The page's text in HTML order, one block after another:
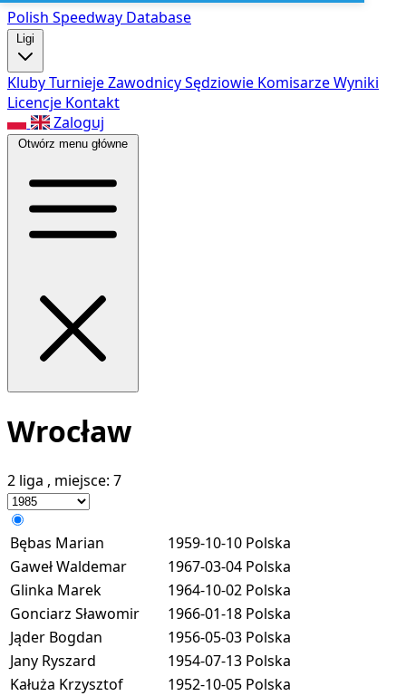
Polish Speedway Database
Ligi
KlubyTurniejeZawodnicySędziowie KomisarzeWyniki
Licencje Kontakt
Zaloguj
Otwórz menu główne
Wrocław
2 liga , miejsce: 7
Bębas Marian 1959-10-10 Polska
Gaweł Waldemar
1967-03-04 Polska
Glinka Marek
1964-10-02 Polska
Gonciarz Sławomir
1966-01-18 Polska
Jąder Bogdan
1956-05-03 Polska
Jany Ryszard
1954-07-13 Polska
Kałuża Krzysztof
1952-10-05 Polska